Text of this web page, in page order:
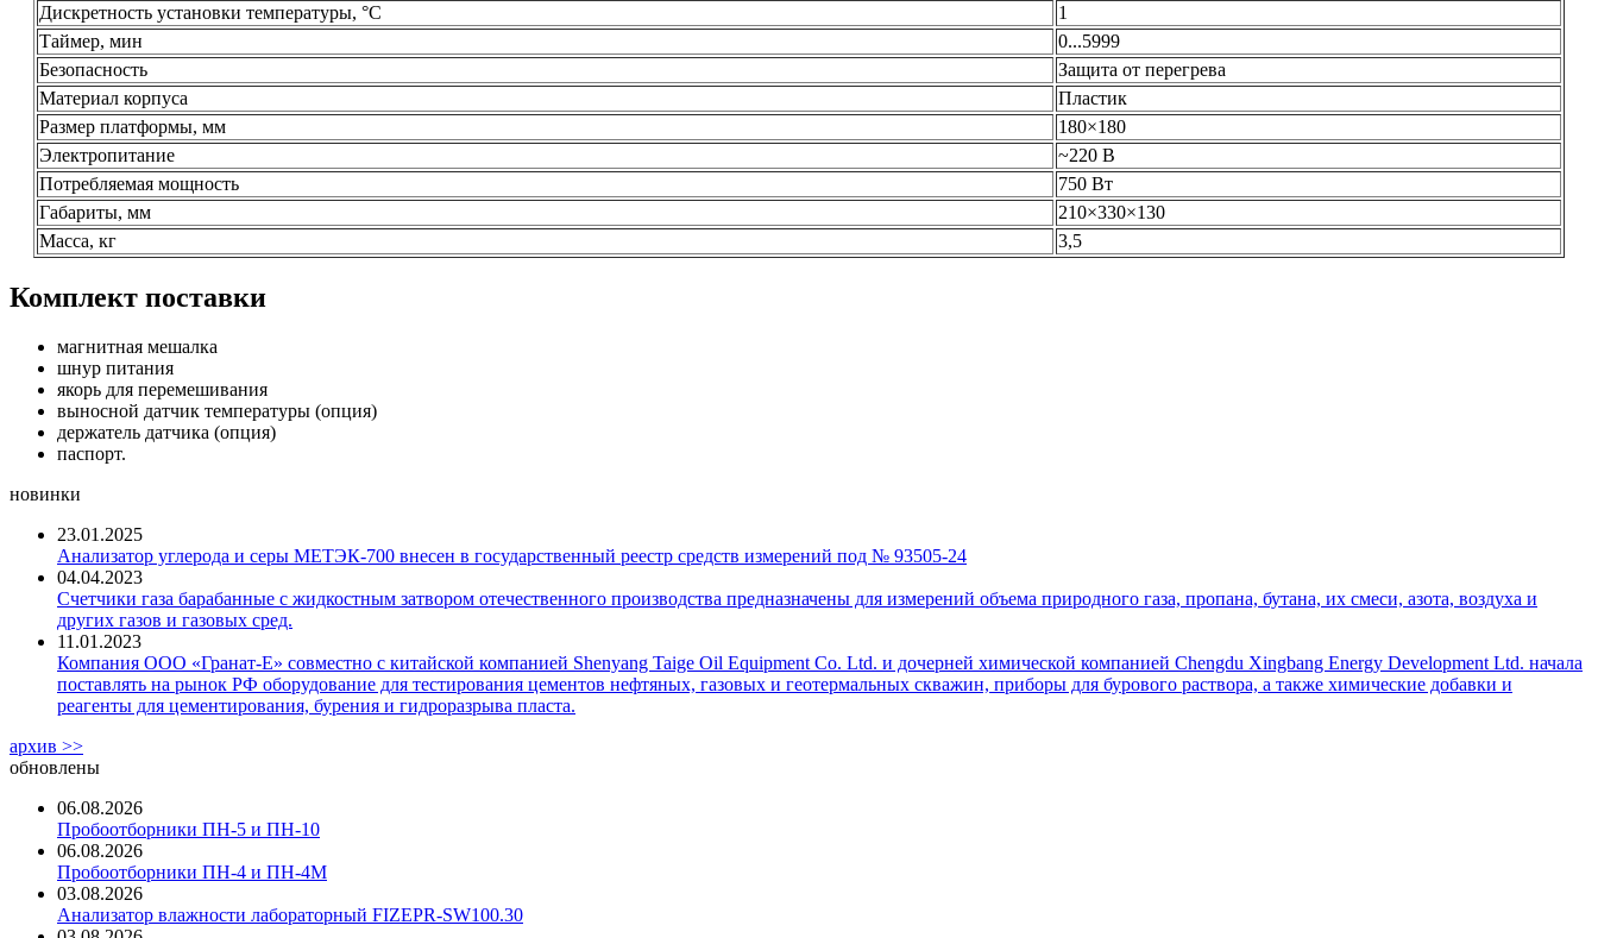
Дискретность установки температуры, °C
1
Таймер, мин
0...5999
Безопасность
Защита от перегрева
Материал корпуса
Пластик
Размер платформы, мм
180×180
Электропитание
~220 В
Потребляемая мощность
750 Вт
Габариты, мм
210×330×130
Масса, кг
3,5
Комплект поставки
магнитная мешалка
шнур питания
якорь для перемешивания
выносной датчик температуры (опция)
держатель датчика (опция)
паспорт.
новинки
23.01.2025
Анализатор углерода и серы МЕТЭК-700 внесен в государственный реестр средств измерений под № 93505-24
04.04.2023
Счетчики газа барабанные с жидкостным затвором отечественного производства предназначены для измерений объема природного газа, пропана, бутана, их смеси, азота, воздуха и
других газов и газовых сред.
11.01.2023
Компания ООО «Гранат-Е» совместно с китайской компанией Shenyang Taige Oil Equipment Co. Ltd. и дочерней химической компанией Chengdu Xingbang Energy Development Ltd. начала
поставлять на рынок РФ оборудование для тестирования цементов нефтяных, газовых и геотермальных скважин, приборы для бурового раствора, а также химические добавки и
реагенты для цементирования, бурения и гидроразрыва пласта.
архив >>
обновлены
06.08.2026
Пробоотборники ПН-5 и ПН-10
06.08.2026
Пробоотборники ПН-4 и ПН-4М
03.08.2026
Анализатор влажности лабораторный FIZEPR-SW100.30